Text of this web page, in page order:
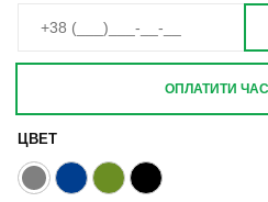
ЦВЕТ
ОПЛАТИТИ